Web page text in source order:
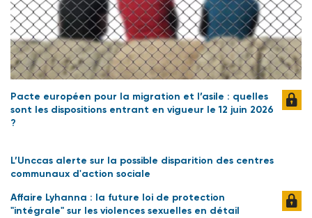
Pacte européen pour la migration et l’asile : quelles
sont les dispositions entrant en vigueur le 12 juin 2026
?
L’Unccas alerte sur la possible disparition des centres
communaux d'action sociale
Affaire Lyhanna : la future loi de protection
"intégrale" sur les violences sexuelles en détail